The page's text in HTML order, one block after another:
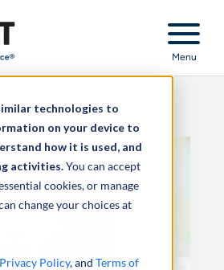
technologies to
on your device to
how it is used, and
activities.You can accept
cookies, or manage
change your choices at
Privacy Policy, and Terms of
Menu